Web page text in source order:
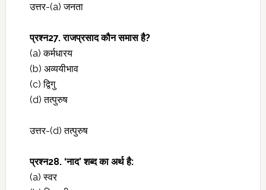
उत्तर-(a) जनता
प्रश्‍न27. राजप्रसाद कौन समास है?
(a) कर्मधारय
(b) अव्ययीभाव
(c) द्विगु
(d) तत्पुरुष
उत्तर-(d) तत्पुरुष
प्रश्‍न28. ‘नाद’ शब्द का अर्थ है:
(a) स्वर